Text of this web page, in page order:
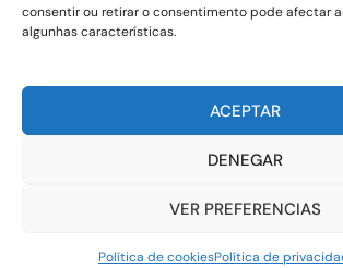
consentir ou retirar o consentimento pode afectar
algunhas características.
ACEPTAR
DENEGAR
VER PREFERENCIAS
Política de cookiesPolítica de
info@aromon.gal
RGPD Política de cookies Política